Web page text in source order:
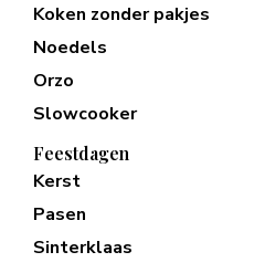
Koken zonder pakjes
Noedels
Orzo
Slowcooker
Feestdagen
Kerst
Pasen
Sinterklaas